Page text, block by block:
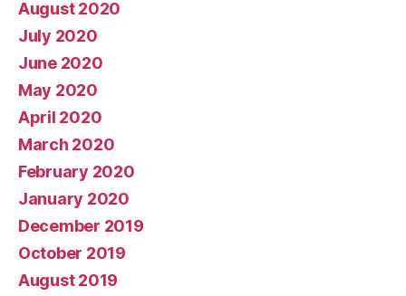
August 2020
July 2020
June 2020
May 2020
April 2020
March 2020
February 2020
January 2020
December 2019
October 2019
August 2019